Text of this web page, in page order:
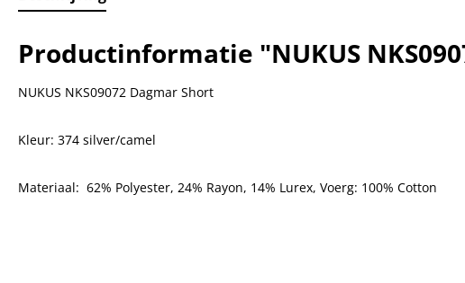
Productinformatie "NUKUS
NUKUS NKS09072 Dagmar Short
Kleur: 374 silver/camel
Materiaal: 62% Polyester, 24% Rayon, 14% Lurex, Voerg: 100% Cotton